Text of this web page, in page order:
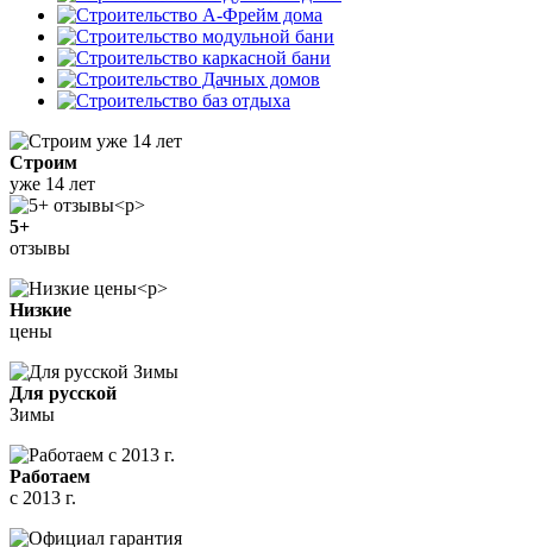
Строим
уже 14 лет
5+
отзывы
Низкие
цены
Для русской
Зимы
Работаем
с 2013 г.